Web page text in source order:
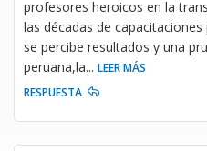
profesores heroicos en la
las décadas de
se percibe resultados y una
peruana,la... LEER MÁS
RESPUESTA